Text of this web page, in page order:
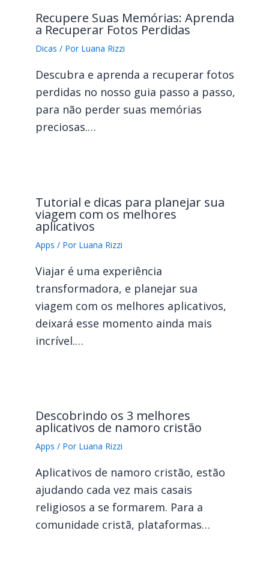
Recupere Suas Memórias: Aprenda
a Recuperar Fotos Perdidas
Dicas / Por Luana Rizzi
Descubra e aprenda a recuperar fotos
perdidas no nosso guia passo a passo,
para não perder suas memórias
preciosas.…
Tutorial e dicas para planejar sua
viagem com os melhores
aplicativos
Apps / Por Luana Rizzi
Viajar é uma experiência
transformadora, e planejar sua
viagem com os melhores aplicativos,
deixará esse momento ainda mais
incrível.…
Descobrindo os 3 melhores
aplicativos de namoro cristão
Apps / Por Luana Rizzi
Aplicativos de namoro cristão, estão
ajudando cada vez mais casais
religiosos a se formarem. Para a
comunidade cristã, plataformas…